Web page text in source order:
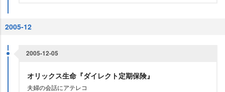
2005-12
2005-12-05
オリックス生命『ダイレクト定期保険』
夫婦の会話にアテレコ